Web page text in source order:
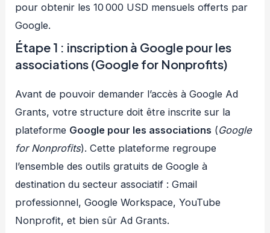
pour obtenir les 10 000 USD mensuels offerts par
Google.
Étape 1 : inscription à Google pour les
associations (Google for Nonprofits)
Avant de pouvoir demander l’accès à Google Ad
Grants, votre structure doit être inscrite sur la
plateforme Google pour les associations (Google
for Nonprofits). Cette plateforme regroupe
l’ensemble des outils gratuits de Google à
destination du secteur associatif : Gmail
professionnel, Google Workspace, YouTube
Nonprofit, et bien sûr Ad Grants.